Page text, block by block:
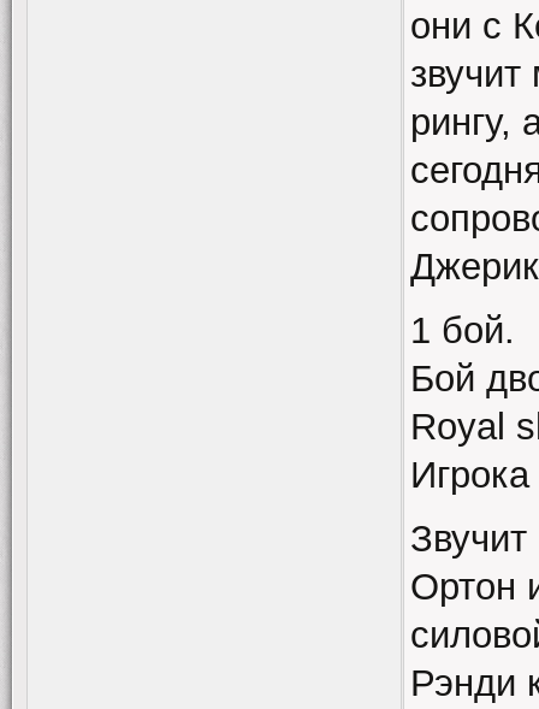
они с
рингу,
1 бой.
Бой
Royal
Звучит
Ортон
Рэнди